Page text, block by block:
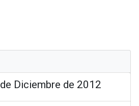
Diciembre de 2012